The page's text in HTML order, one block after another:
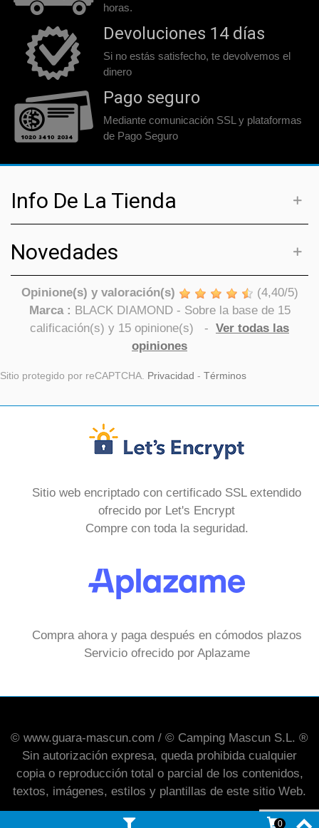
horas.
Devoluciones 14 días
Si no estás satisfecho, te devolvemos el
dinero
Pago seguro
Mediante comunicación SSL y plataformas
de Pago Seguro
Info De La Tienda
Novedades
Opinione(s) y valoración(s) (4,40/5)
Marca : BLACK DIAMOND- Sobre la base de 15
calificación(s) y 15 opinione(s) - Ver todas las
opiniones
Sitio protegido por reCAPTCHA. Privacidad - Términos
Sitio web encriptado con certificado SSL extendido
ofrecido por Let's Encrypt
Compre con toda la seguridad.
Compra ahora y paga después en cómodos plazos
Servicio ofrecido por Aplazame
© www.guara-mascun.com / © Camping Mascun S.L. ®
Sin autorización expresa, queda prohibida cualquier
copia o reproducción total o parcial de los contenidos,
textos, imágenes, estilos y plantillas de este sitio Web.
0